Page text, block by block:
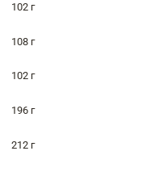
102 г
108 г
102 г
196 г
212 г